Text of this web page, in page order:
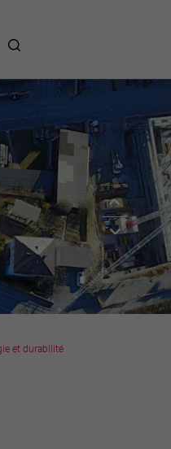
et durabilité